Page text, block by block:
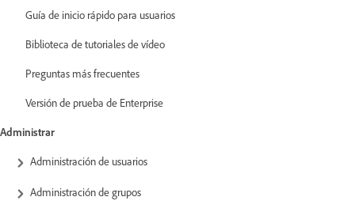
Guía de inicio rápido para usuarios
Biblioteca de tutoriales de vídeo
Preguntas más frecuentes
Versión de prueba de Enterprise
Administrar
Administración de usuarios
Administración de grupos